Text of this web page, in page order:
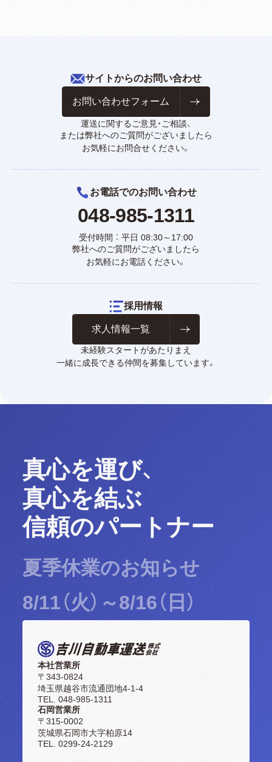
サイトからのお問い合わせ
お問い合わせフォーム
運送に関するご意見・ご相談、
または弊社へのご質問がございましたら
お気軽にお問合せください。
お電話でのお問い合わせ
048-985-1311
受付時間 ： 平日 08:30～17:00
弊社へのご質問がございましたら
お気軽にお電話ください。
採用情報
求人情報一覧
未経験スタートがあたりまえ
一緒に成長できる仲間を募集しています。
本社営業所
〒343-0824
埼玉県越谷市流通団地4-1-4
TEL. 048-985-1311
石岡営業所
〒315-0002
茨城県石岡市大字柏原14
TEL. 0299-24-2129
真心を運び、
真心を結ぶ
信頼のパートナー
夏季休業のお知らせ
8/11（火）～8/16（日）